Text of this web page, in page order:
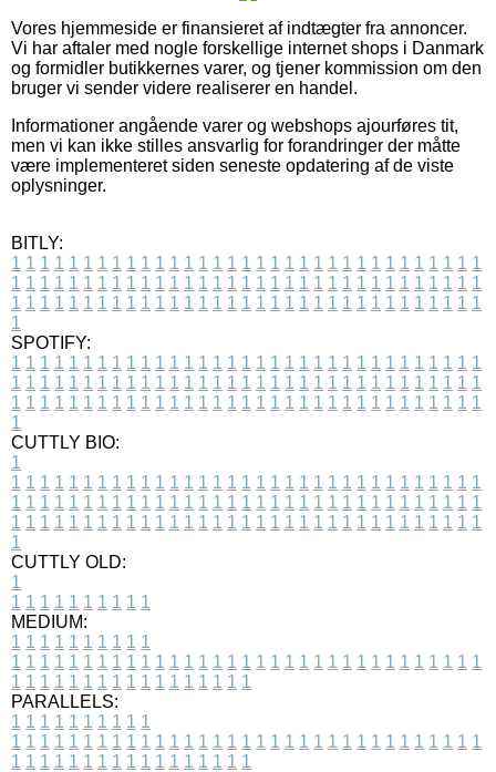
Vores hjemmeside er finansieret af indtægter fra annoncer.
Vi har aftaler med nogle forskellige internet shops i Danmark
og formidler butikkernes varer, og tjener kommission om den
bruger vi sender videre realiserer en handel.
Informationer angående varer og webshops ajourføres tit,
men vi kan ikke stilles ansvarlig for forandringer der måtte
være implementeret siden seneste opdatering af de viste
oplysninger.
BITLY:
1 1 1 1 1 1 1 1 1 1 1 1 1 1 1 1 1 1 1 1 1 1 1 1 1 1 1 1 1 1 1 1 1
1 1 1 1 1 1 1 1 1 1 1 1 1 1 1 1 1 1 1 1 1 1 1 1 1 1 1 1 1 1 1 1 1
1 1 1 1 1 1 1 1 1 1 1 1 1 1 1 1 1 1 1 1 1 1 1 1 1 1 1 1 1 1 1 1 1
1
SPOTIFY:
1 1 1 1 1 1 1 1 1 1 1 1 1 1 1 1 1 1 1 1 1 1 1 1 1 1 1 1 1 1 1 1 1
1 1 1 1 1 1 1 1 1 1 1 1 1 1 1 1 1 1 1 1 1 1 1 1 1 1 1 1 1 1 1 1 1
1 1 1 1 1 1 1 1 1 1 1 1 1 1 1 1 1 1 1 1 1 1 1 1 1 1 1 1 1 1 1 1 1
1
CUTTLY BIO:
1
1 1 1 1 1 1 1 1 1 1 1 1 1 1 1 1 1 1 1 1 1 1 1 1 1 1 1 1 1 1 1 1 1
1 1 1 1 1 1 1 1 1 1 1 1 1 1 1 1 1 1 1 1 1 1 1 1 1 1 1 1 1 1 1 1 1
1 1 1 1 1 1 1 1 1 1 1 1 1 1 1 1 1 1 1 1 1 1 1 1 1 1 1 1 1 1 1 1 1
1
CUTTLY OLD:
1
1 1 1 1 1 1 1 1 1 1
MEDIUM:
1 1 1 1 1 1 1 1 1 1
1 1 1 1 1 1 1 1 1 1 1 1 1 1 1 1 1 1 1 1 1 1 1 1 1 1 1 1 1 1 1 1 1
1 1 1 1 1 1 1 1 1 1 1 1 1 1 1 1 1
PARALLELS:
1 1 1 1 1 1 1 1 1 1
1 1 1 1 1 1 1 1 1 1 1 1 1 1 1 1 1 1 1 1 1 1 1 1 1 1 1 1 1 1 1 1 1
1 1 1 1 1 1 1 1 1 1 1 1 1 1 1 1 1